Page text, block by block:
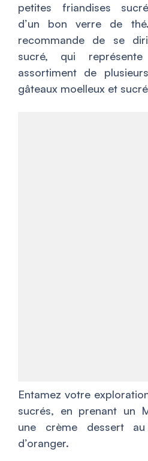
petites friandises
d’un bon verre de
recommande de se
sucré, qui
assortiment de
gâteaux moelleux et
Entamez votre
sucrés, en prenant un
une crème dessert
d’oranger.